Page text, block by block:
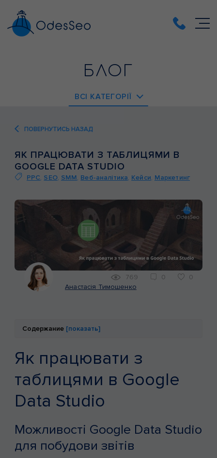
БЛОГ
ВСІ КАТЕГОРІЇ
SEO
SMM
ВЕБ-РОЗРОБКА
КЕЙСИ
МАРКЕТИНГ
ПОВЕРНУТИСЬ НАЗАД
ЯК ПРАЦЮВАТИ З ТАБЛИЦЯМИ В
GOOGLE DATA STUDIO
PPC, SEO, SMM, Веб-аналітика, Кейси, Маркетинг
Анастасія Тимошенко
769 0 0
Содержание [показать]
Як працювати з
таблицями в Google
Data Studio
Можливості Google Data Studio
для побудови звітів